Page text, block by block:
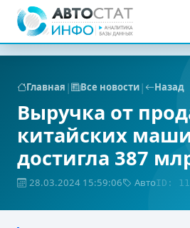
Главная | Все новости| Назад
Выручка от
китайских
достигла 387
28.03.2024 15:59:06 АвтоID: